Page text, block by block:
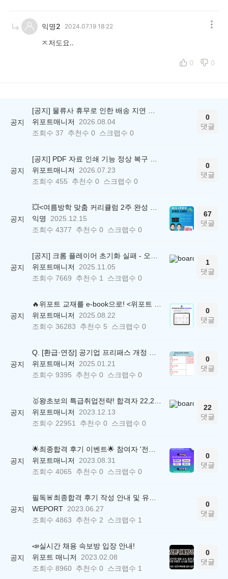
익명2 2024.07.19 18:22
ㅈ저도요..
0 0
공지
위포트매니저
2026.08.04
조회수 37 추천수 0 스크랩수 0
0
댓글
공지
위포트매니저
2026.07.23
조회수 455 추천수 0 스크랩수 0
0
댓글
공지
익명
2025.12.15
조회수 4377 추천수 0 스크랩수 0
67
댓글
공지
위포트매니저
2025.11.05
조회수 7669 추천수 1 스크랩수 0
1
댓글
공지
위포트매니저
2025.08.22
조회수 36283 추천수 5 스크랩수 0
0
댓글
공지
위포트매니저
2025.01.21
조회수 9395 추천수 0 스크랩수 0
0
댓글
공지
위포트매니저
2023.12.13
조회수 22951 추천수 0 스크랩수 0
22
댓글
공지
위포트매니저
2023.08.31
조회수 4065 추천수 0 스크랩수 0
0
댓글
공지
WEPORT 2023.06.27
조회수 4863 추천수 2 스크랩수 1
0
댓글
공지
📣실시간 채용 속보방 입장 안내!
위포트 매니저
2023.02.08
조회수 8960 추천수 0 스크랩수 1
0
댓글